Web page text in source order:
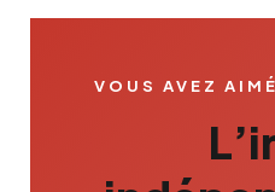
VOUS AVEZ